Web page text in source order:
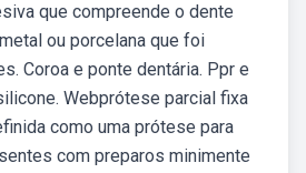
que compreende o dente
ou porcelana que foi
Coroa e ponte dentária. Ppr e
Webprótese parcial fixa
como uma prótese para
com preparos minimente